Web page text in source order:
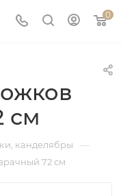
0
см
канделябры —
72 см